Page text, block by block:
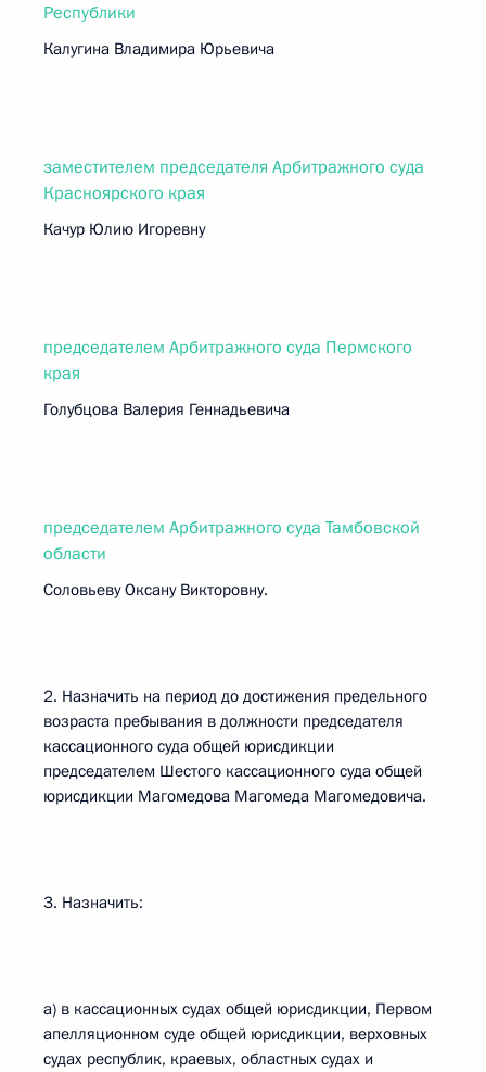
Республики
Калугина Владимира Юрьевича
заместителем председателя Арбитражного суда
Красноярского края
Качур Юлию Игоревну
председателем Арбитражного суда Пермского
края
Голубцова Валерия Геннадьевича
председателем Арбитражного суда Тамбовской
области
Соловьеву Оксану Викторовну.
2. Назначить на период до достижения предельного
возраста пребывания в должности председателя
кассационного суда общей юрисдикции
председателем Шестого кассационного суда общей
юрисдикции Магомедова Магомеда Магомедовича.
3. Назначить:
а) в кассационных судах общей юрисдикции, Первом
апелляционном суде общей юрисдикции, верховных
судах республик, краевых, областных судах и